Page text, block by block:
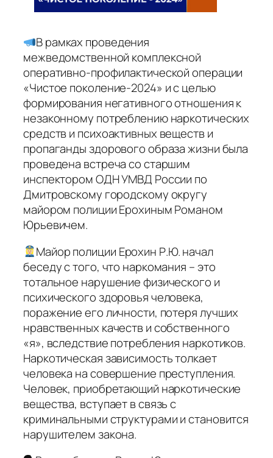
В рамках проведения
межведомственной комплексной
оперативно-профилактической операции
«Чистое поколение-2024» и с целью
формирования негативного отношения к
незаконному потреблению наркотических
средств и психоактивных веществ и
пропаганды здорового образа жизни была
проведена встреча со старшим
инспектором ОДН УМВД России по
Дмитровскому городскому округу
майором полиции Ерохиным Романом
Юрьевичем.
Майор полиции Ерохин Р.Ю. начал
беседу с того, что наркомания – это
тотальное нарушение физического и
психического здоровья человека,
поражение его личности, потеря лучших
нравственных качеств и собственного
«я», вследствие потребления наркотиков.
Наркотическая зависимость толкает
человека на совершение преступления.
Человек, приобретающий наркотические
вещества, вступает в связь с
криминальными структурами и становится
нарушителем закона.